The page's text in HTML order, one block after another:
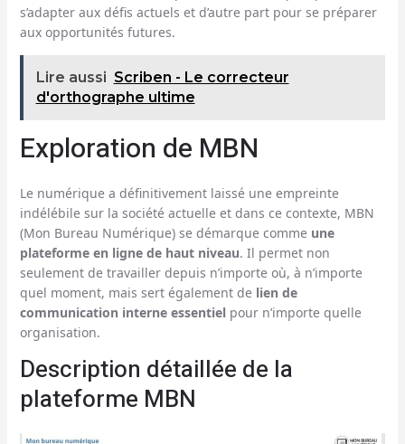
s’adapter aux défis actuels et d’autre part pour se préparer
aux opportunités futures.
Lire aussi Scriben - Le correcteur
d'orthographe ultime
Exploration de MBN
Le numérique a définitivement laissé une empreinte
indélébile sur la société actuelle et dans ce contexte, MBN
(Mon Bureau Numérique) se démarque comme une
plateforme en ligne de haut niveau. Il permet non
seulement de travailler depuis n’importe où, à n’importe
quel moment, mais sert également de lien de
communication interne essentielpour n’importe quelle
organisation.
Description détaillée de la
plateforme MBN